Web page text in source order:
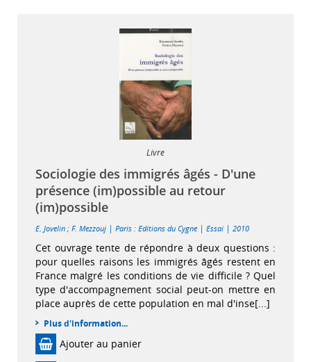
Livre
Sociologie des immigrés âgés - D'une
présence (im)possible au retour
(im)possible
E. Jovelin ; F. Mezzouj | Paris : Editions du Cygne | Essai | 2010
Cet ouvrage tente de répondre à deux questions :
pour quelles raisons les immigrés âgés restent en
France malgré les conditions de vie difficile ? Quel
type d'accompagnement social peut-on mettre en
place auprès de cette population en mal d'inse[...]
Plus d'information...
Ajouter au panier